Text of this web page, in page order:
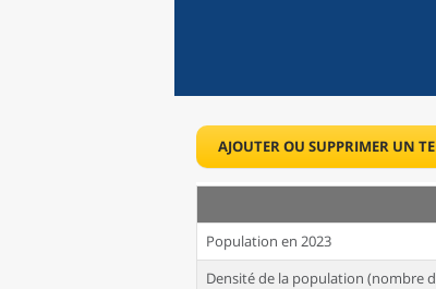
AJOUTER OU SUPPRIMER UN
Population en 2023
Densité de la population (nombre